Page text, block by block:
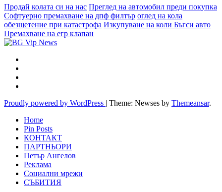
Продай колата си на нас Преглед на автомобил преди покупка
Софтуерно премахване на дпф филтър оглед на кола
обезщетение при катастрофа Изкупуване на коли Бъгси авто
Премахване на егр клапан
Proudly powered by WordPress Theme: Newses by Themeansar.
Home
Pin Posts
КОНТАКТ
ПАРТНЬОРИ
Петър Ангелов
Реклама
Социални мрежи
СЪБИТИЯ